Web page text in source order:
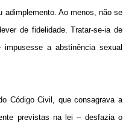
adimplemento. Ao menos, não se
de fidelidade. Tratar-se-ia de
a abstinência sexual
Código Civil, que consagrava a
previstas na lei – desfazia o